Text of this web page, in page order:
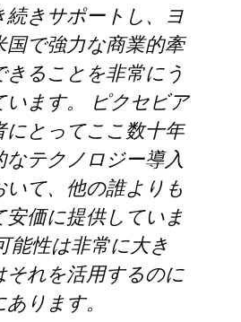
続きサポートし、ヨ
国で強力な商業的牽
ることを非常にう
ます。 ピクセビア
とってここ数十年
なテクノロジー導入
て、他の誰よりも
価に提供していま
能性は非常に大き
それを活用するのに
ります。